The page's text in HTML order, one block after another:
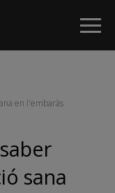
en l'embaràs
sana